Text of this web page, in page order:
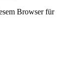
Browser für